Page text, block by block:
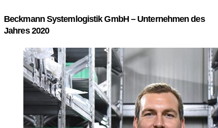
Beckmann Systemlogistik GmbH – Unternehmen des
Jahres 2020